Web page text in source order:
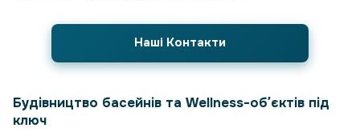
Наші Контакти
Будівництво басейнів та Wellness-обʼєктів під
ключ